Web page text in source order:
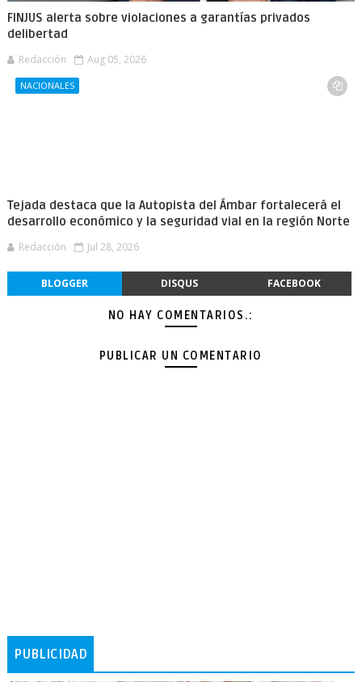
FINJUS alerta sobre violaciones a garantías privados
delibertad
Redacción Aug 05, 2026
NACIONALES
Tejada destaca que la Autopista del Ámbar fortalecerá el
desarrollo económico y la seguridad vial en la región Norte
Redacción Jul 28, 2026
BLOGGER DISQUS FACEBOOK
NO HAY COMENTARIOS.:
PUBLICAR UN COMENTARIO
PUBLICIDAD